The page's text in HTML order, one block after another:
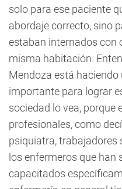
solo para ese paciente
abordaje correcto, sino
estaban internados con
misma habitación.
Mendoza está
importante para lograr
sociedad lo vea,
profesionales, como
psiquiatra, trabajadores
los enfermeros que han
capacitados